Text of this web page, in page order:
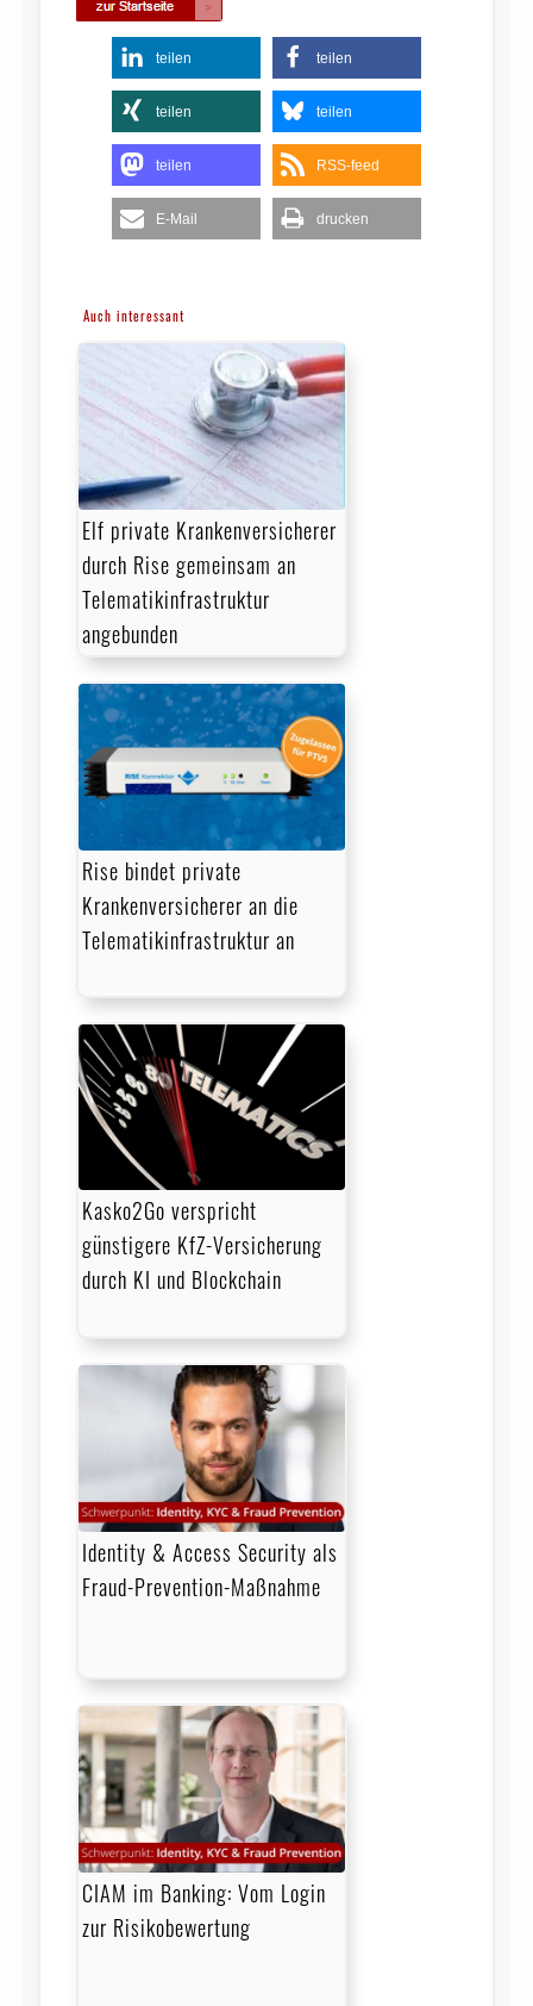
teilen teilen
teilen teilen
teilen RSS-feed
E-Mail drucken
Auch interessant
Elf private Krankenversicherer
durch Rise gemeinsam an
Telematikinfrastruktur
angebunden
Rise bindet private
Krankenversicherer an die
Telematikinfrastruktur an
Kasko2Go verspricht
günstigere KfZ-Versicherung
durch KI und Blockchain
Identity & Access Security als
Fraud-Prevention-Maßnahme
CIAM im Banking: Vom Login
zur Risikobewertung